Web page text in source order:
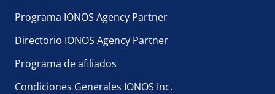
Programa IONOS Agency Partner
Directorio IONOS Agency Partner
Programa de afiliados
Condiciones Generales IONOS Inc.